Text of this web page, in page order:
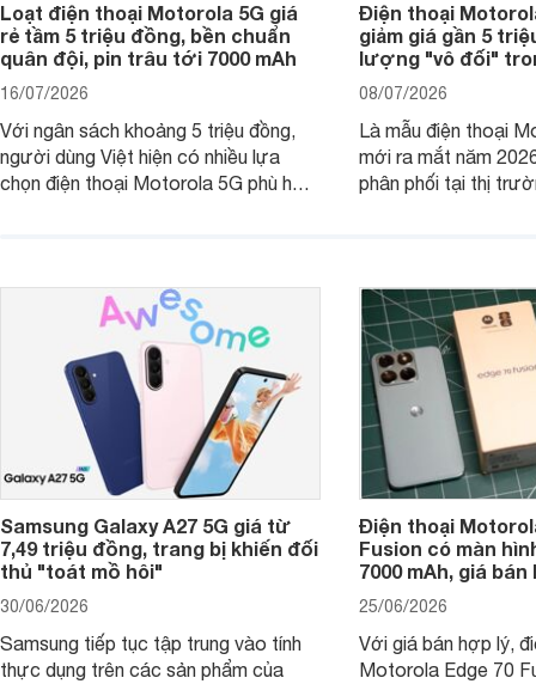
Loạt điện thoại Motorola 5G giá
rẻ tầm 5 triệu đồng, bền chuẩn
quân đội, pin trâu tới 7000 mAh
16/07/2026
Với ngân sách khoảng 5 triệu đồng,
người dùng Việt hiện có nhiều lựa
chọn điện thoại Motorola 5G phù hợp
Điện thoại
giảm giá gần 5
lượng "vô đối"
08/07/2026
Là mẫu điện thoại
mới ra mắt năm
phân phối tại thị
trình giảm giá hấp
thêm một lựa chọn
người dùng Việt.
Samsung Galaxy A27 5G giá từ
7,49 triệu đồng, trang bị khiến đối
thủ "toát mồ hôi"
30/06/2026
Samsung tiếp tục tập trung vào tính
thực dụng trên các sản phẩm của
Điện thoại
Fusion có màn
7000 mAh, giá
25/06/2026
Với giá bán hợp lý,
Motorola Edge 70